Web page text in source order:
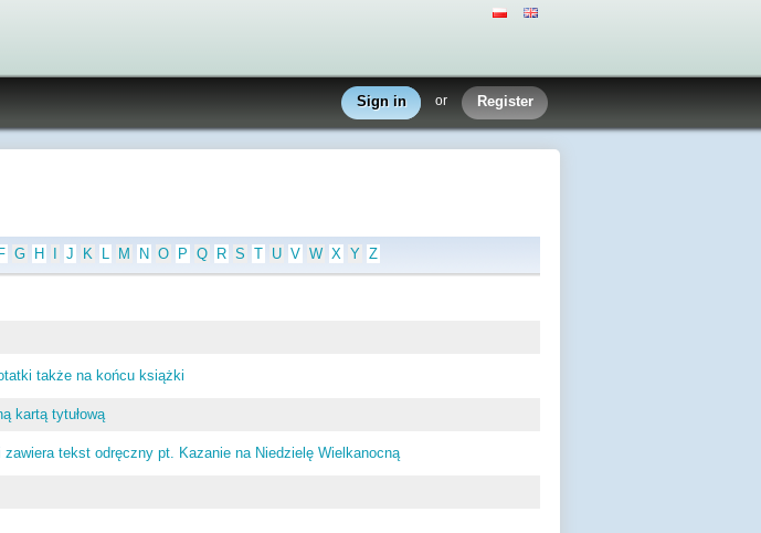
Sign in or Register
F G H J K L M N O P Q R S T U V W X Y Z
także na końcu książki
kartą tytułową
zawiera tekst odręczny pt. Kazanie na Niedzielę Wielkanocną